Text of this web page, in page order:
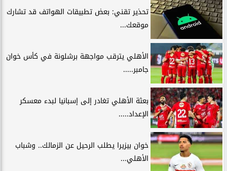
تحذير تقني: بعض تطبيقات الهواتف قد تشارك
موقعك...
الأهلي يترقب مواجهة برشلونة في كأس خوان
جامبر.....
بعثة الأهلي تغادر إلى إسبانيا لبدء معسكر
الإعداد.....
خوان بيزيرا يطلب الرحيل عن الزمالك.. وشباب
الأهلي...